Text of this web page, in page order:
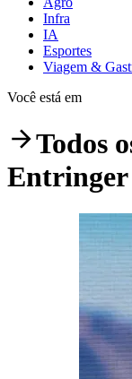
Infra
IA
Esportes
Viagem &
Você está em
Todos
Entringer